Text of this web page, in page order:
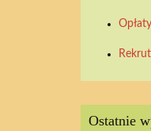
Opłaty
Ostatnie